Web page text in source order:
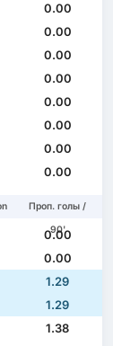
0.00
0.00
0.00
0.00
0.00
0.00
0.00
0.00
Проп. голы /
90'
0.00
0.00
1.29
1.29
1.38